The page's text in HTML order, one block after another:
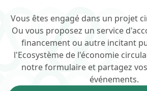
Vous êtes engagé dans un projet
Ou vous proposez un service
financement ou autre incitant
l'Ecosystème de l'économie
notre formulaire et partagez
événements.